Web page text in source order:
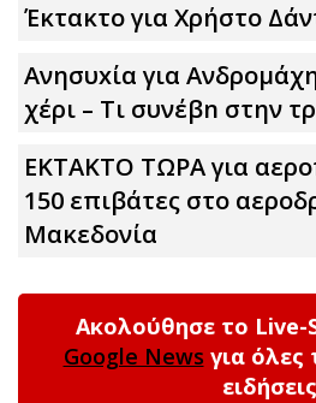
Έκτακτο για Χρήστο
Ανησυxία για
χέρι – Τι συνέβn στην
ΕΚΤΑΚΤΟ ΤΩΡΑ για
150 επιβάτες στο
Μακεδονία
Ακολούθησε το Live-
Google News για όλες
ειδήσεις